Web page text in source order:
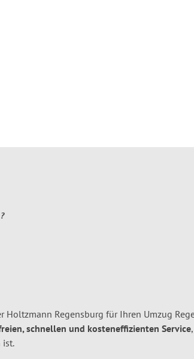
Holtzmann Regensburg für Ihren Umzug
schnellen und kosteneffizienten Service
ist.